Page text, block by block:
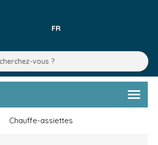
FR
Chauffe-assiettes